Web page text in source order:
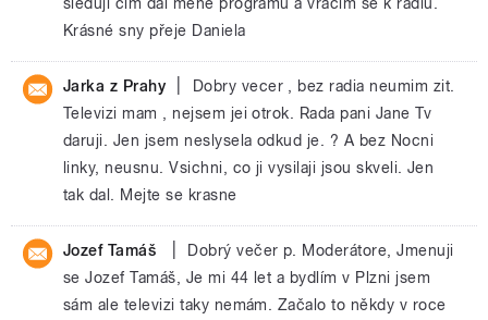
Krásné sny přeje Daniela
Jarka z Prahy
Dobry vecer , bez radia neumim zit.
Televizi mam , nejsem jei otrok. Rada pani Jane Tv
daruji. Jen jsem neslysela odkud je. ? A bez Nocni
linky, neusnu. Vsichni, co ji vysilaji jsou skveli. Jen
tak dal. Mejte se krasne
Jozef Tamáš
Dobrý večer p. Moderátore, Jmenuji
se Jozef Tamáš, Je mi 44 let a bydlím v Plzni jsem
sám ale televizi taky nemám. Začalo to někdy v roce